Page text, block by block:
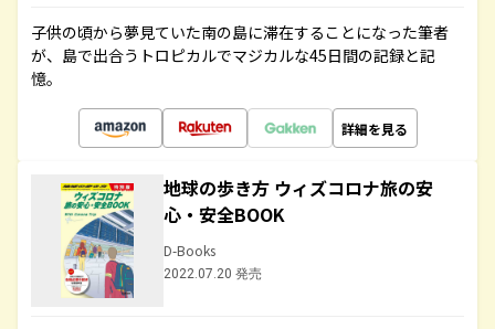
子供の頃から夢見ていた南の島に滞在することになった筆者
が、島で出合うトロピカルでマジカルな45日間の記録と記
憶。
詳細を見る
地球の歩き方 ウィズコロナ旅の安
心・安全BOOK
D-Books
2022.07.20 発売